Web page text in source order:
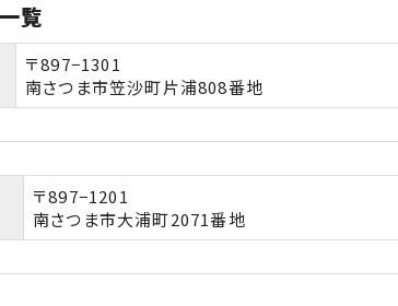
覧
〒897−1301
南さつま市笠沙町片浦808番地
〒897−1201
南さつま市大浦町2071番地